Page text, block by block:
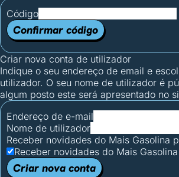
Código
Confirmar código
Criar nova conta de utilizador
Indique o seu endereço de email e
utilizador. O seu nome de utilizador é
algum posto este será apresentado no
Endereço de e-mail
Nome de utilizador
Receber novidades do Mais Gasolina
Receber novidades do Mais
Criar nova conta